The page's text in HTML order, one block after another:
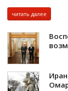
читать далее